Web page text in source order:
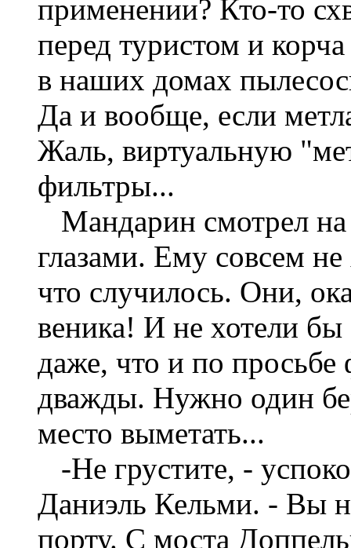
применении? Кто-то
перед туристом и
в наших домах
Да и вообще, если
Жаль, виртуальную
фильтры...
Мандарин смотрел
глазами. Ему совсем
что случилось. Они,
веника! И не хотели
даже, что и по просьбе
дважды. Нужно один
место выметать...
-Не грустите, -
Даниэль Кельми. - Вы
порту. С моста